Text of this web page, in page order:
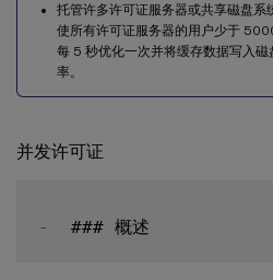
托管许多许可证服务器或共享磁盘系
使所有许可证服务器的用户少于
每 5 秒优化一次并将缓存数据写入
率。
并发许可证
-